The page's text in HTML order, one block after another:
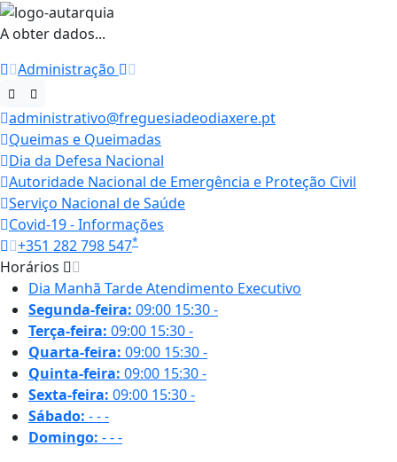
A obter dados...
Administração
administrativo@freguesiadeodiaxere.pt
Queimas e Queimadas
Dia da Defesa Nacional
Autoridade Nacional de Emergência e Proteção Civil
Serviço Nacional de Saúde
Covid-19 - Informações
+351 282 798 547*
Horários
Dia Manhã TardeAtendimento Executivo
Segunda-feira: 09:00 15:30-
Terça-feira: 09:00 15:30-
Quarta-feira: 09:00 15:30-
Quinta-feira: 09:00 15:30-
Sexta-feira: 09:00 15:30-
Sábado: ---
Domingo: ---